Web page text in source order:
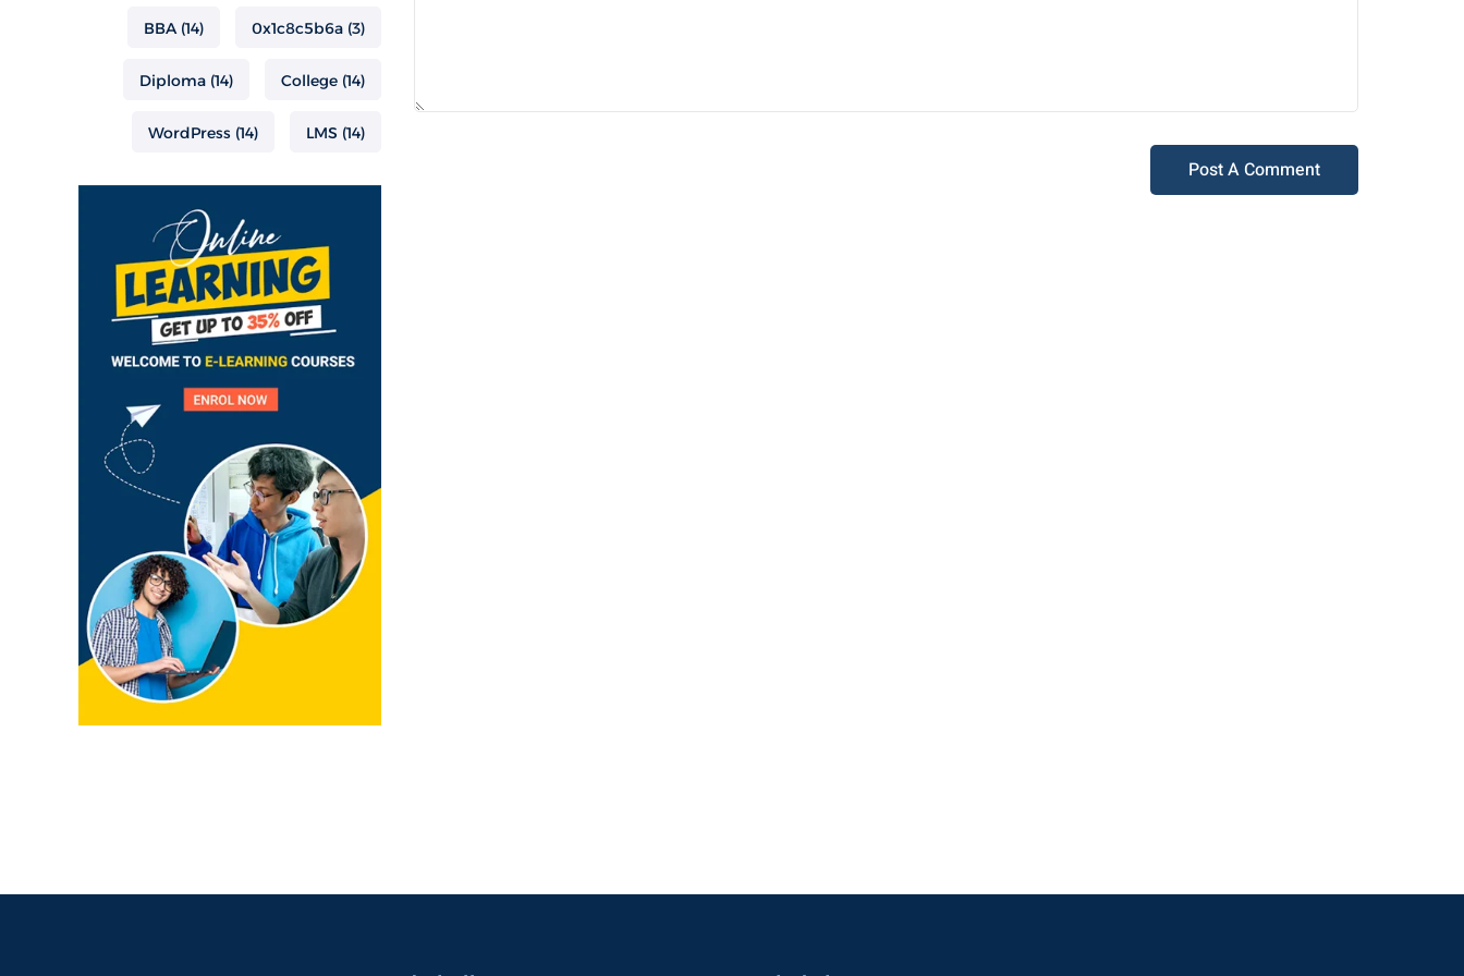
0x1c8c5b6a(3)
BBA(14)
College(14)
Diploma(14)
LMS (14)
WordPress (14)